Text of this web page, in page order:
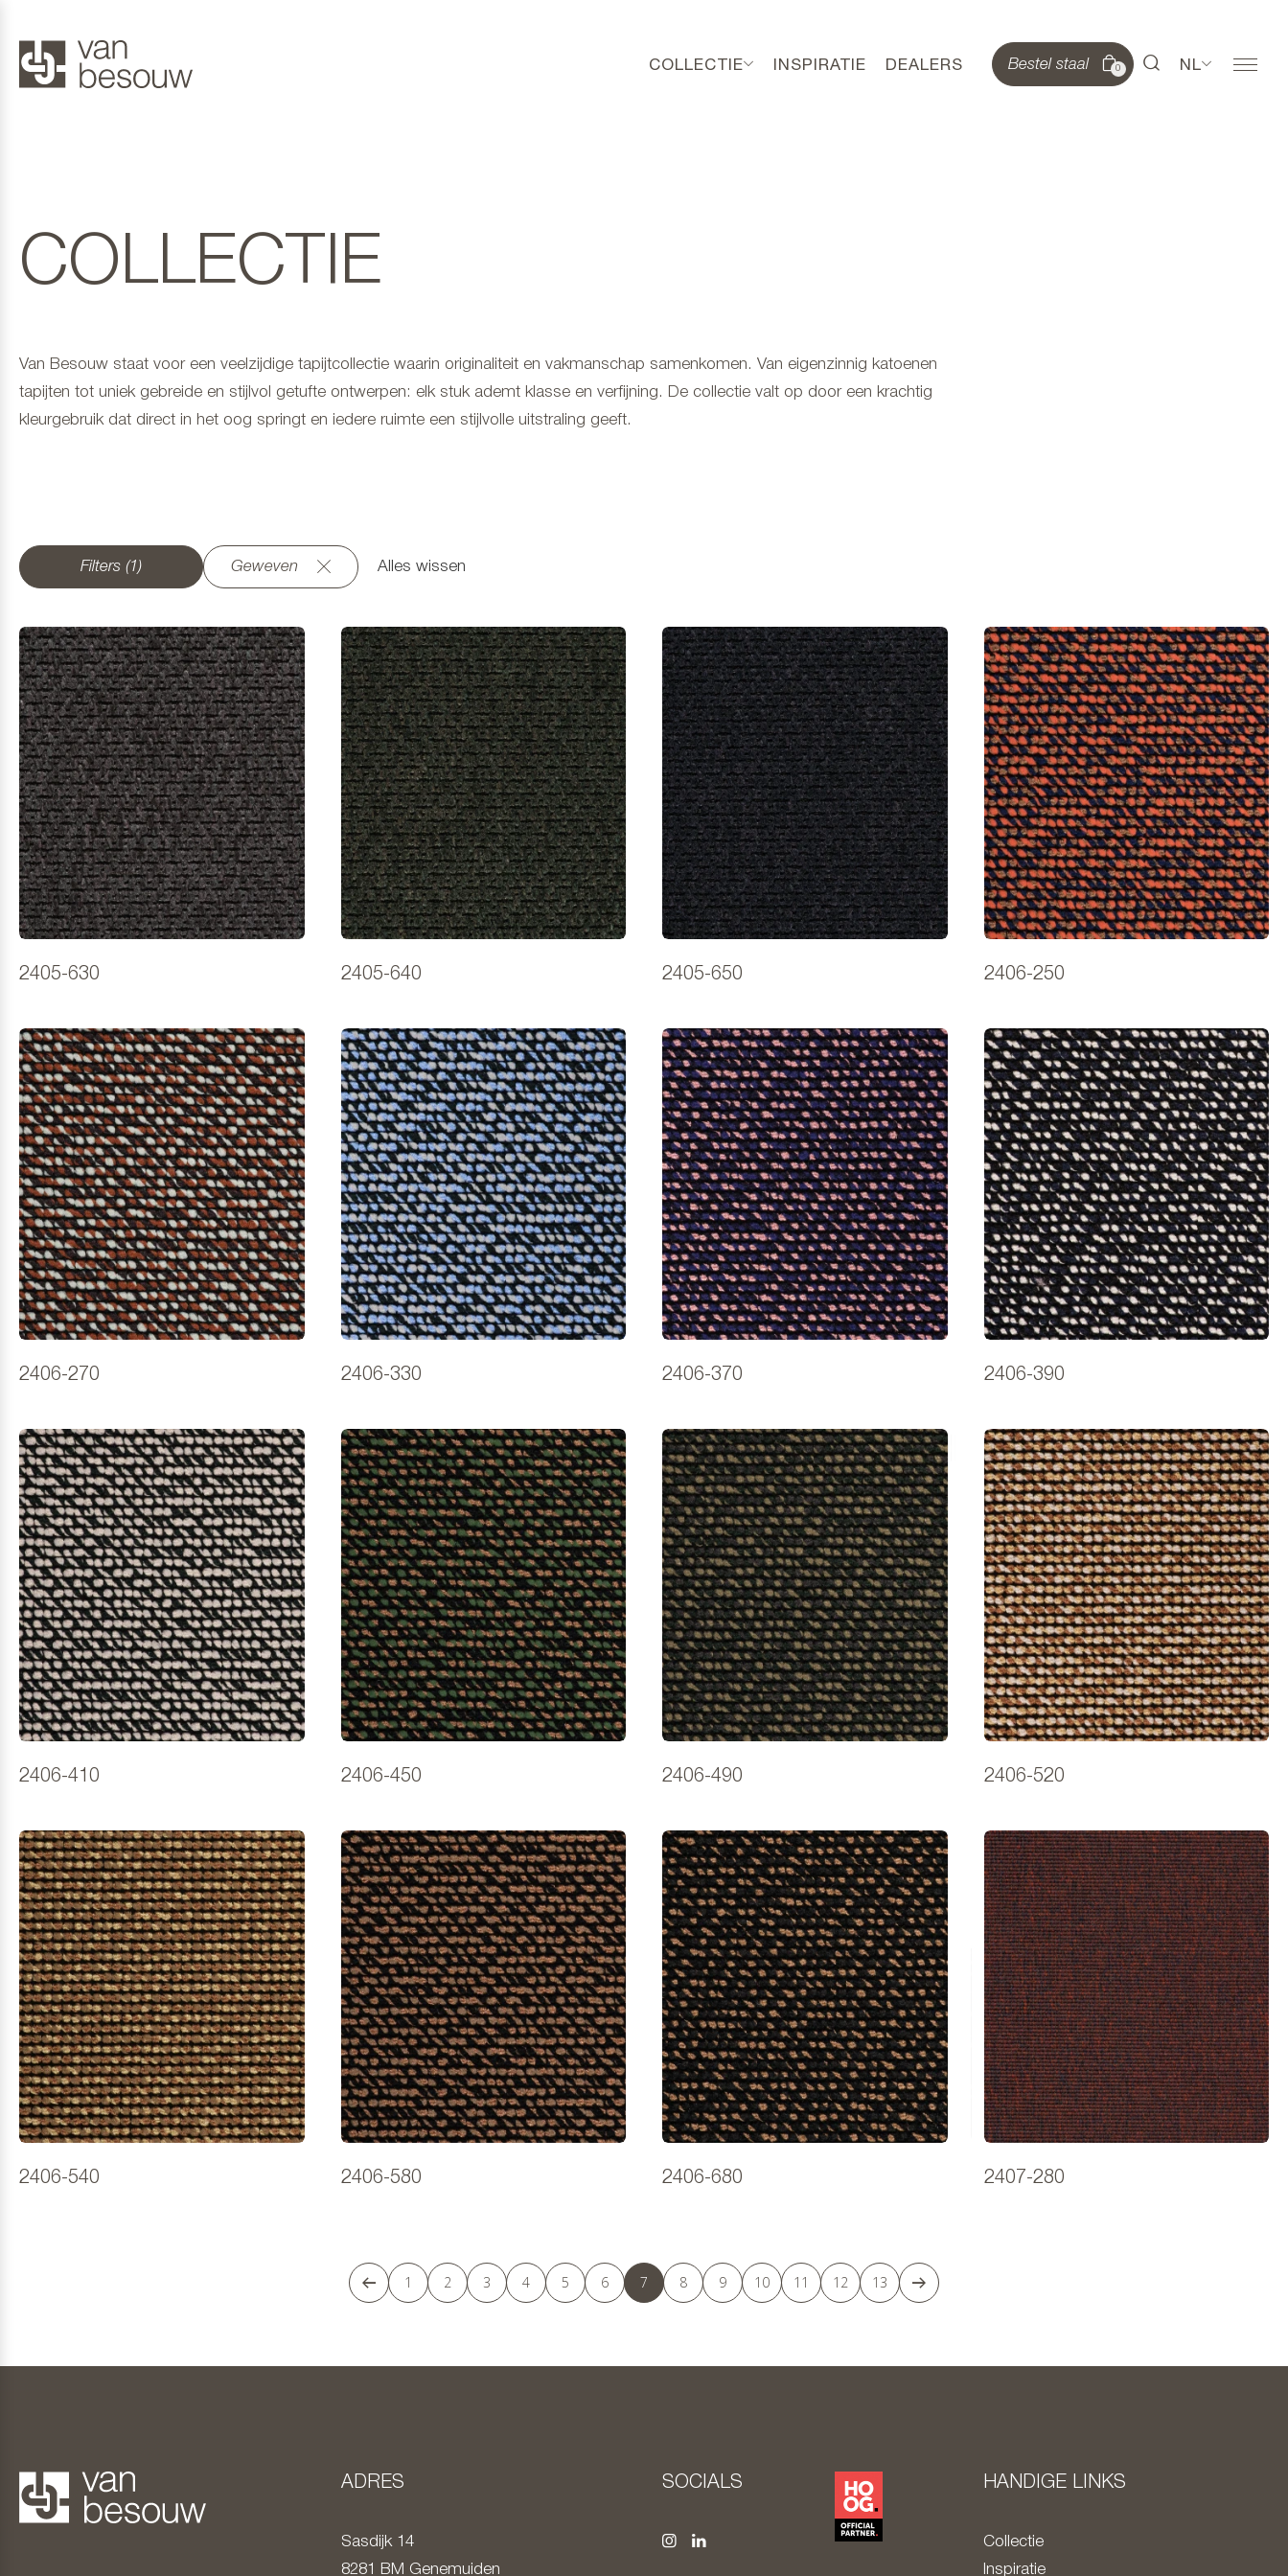
COLLECTIE INSPIRATIE DEALERS Bestel staal 0 NL
COLLECTIE
Van Besouw staat voor een veelzijdige tapijtcollectie waarin originaliteit en vakmanschap samenkomen. Van eigenzinnig katoenen
tapijten tot uniek gebreide en stijlvol getufte ontwerpen: elk stuk ademt klasse en verfijning. De collectie valt op door een krachtig
kleurgebruik dat direct in het oog springt en iedere ruimte een stijlvolle uitstraling geeft.
Filters (1) Geweven Alles wissen
2405-630 2405-640 2405-650 2406-250
2406-270 2406-330 2406-370 2406-390
2406-410 2406-450 2406-490 2406-520
2406-540 2406-580 2406-680 2407-280
1 2 3 4 5 6 7 8 9 10 11 12 13
ADRES
Sasdijk 14
8281 BM Genemuiden
SOCIALS HANDIGE LINKS
Collectie
Inspiratie